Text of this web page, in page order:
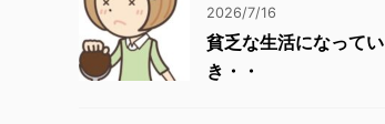
2026/7/16
貧乏な生活になってい
き・・